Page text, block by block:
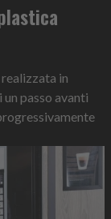
in
passo avanti